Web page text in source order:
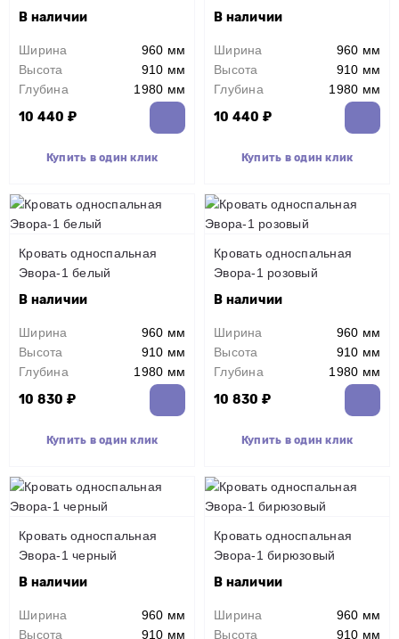
В наличии
Ширина
960 мм
Высота
910 мм
Глубина
1980 мм
10 440 ₽
Купить в один клик
В наличии
Ширина
960 мм
Высота
910 мм
Глубина
1980 мм
10 440 ₽
Купить в один клик
Кровать односпальная
Эвора-1 белый
В наличии
Ширина
960 мм
Высота
910 мм
Глубина
1980 мм
10 830 ₽
Купить в один клик
Кровать односпальная
Эвора-1 розовый
В наличии
Ширина
960 мм
Высота
910 мм
Глубина
1980 мм
10 830 ₽
Купить в один клик
Кровать односпальная
Эвора-1 черный
В наличии
Ширина
960 мм
Высота
910 мм
Кровать односпальная
Эвора-1 бирюзовый
В наличии
Ширина
960 мм
Высота
910 мм